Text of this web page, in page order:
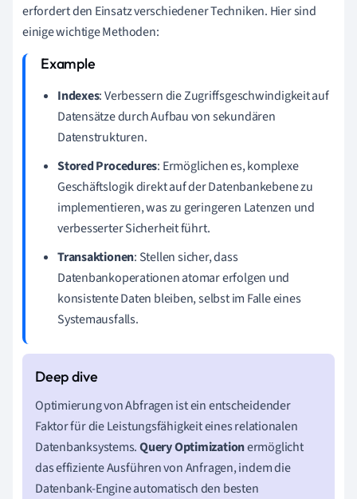
erfordert den Einsatz verschiedener Techniken. Hier sind
einige wichtige Methoden:
Indexes: Verbessern die Zugriffsgeschwindigkeit auf
Datensätze durch Aufbau von sekundären
Datenstrukturen.
Stored Procedures: Ermöglichen es, komplexe
Geschäftslogik direkt auf der Datenbankebene zu
implementieren, was zu geringeren Latenzen und
verbesserter Sicherheit führt.
Transaktionen: Stellen sicher, dass
Datenbankoperationen atomar erfolgen und
konsistente Daten bleiben, selbst im Falle eines
Systemausfalls.
Optimierung von Abfragen ist ein entscheidender
Faktor für die Leistungsfähigkeit eines relationalen
Datenbanksystems.Query Optimizationermöglicht
das effiziente Ausführen von Anfragen, indem die
Datenbank-Engine automatisch den besten